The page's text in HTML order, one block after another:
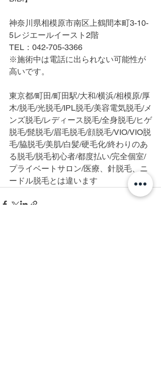
神奈川県相模原市南区上鶴間本町3-10-
5レジエールイースト2階
TEL：042-705-3366
※施術中は電話に出られない可能性が
高いです。
東京都/町田/町田駅/大和/横浜/相模原/厚
木/脱毛/光脱毛/IPL脱毛/美容電気脱毛/メ
ンズ脱毛/レディース脱毛/全身脱毛/ヒゲ
脱毛/髭脱毛/眉毛脱毛/顔脱毛/VIO/VIO脱
毛/脇脱毛/美肌/白髪/硬毛化/終わりのあ
る脱毛/脱毛初心者/都度払い/完全個室/
プライベートサロン/医療、針脱毛、ニ
ードル脱毛とは違います